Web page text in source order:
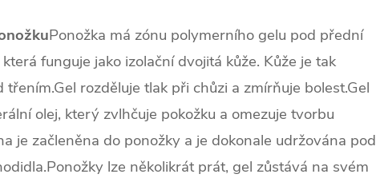
Ponožka má zónu polymerního gelu pod přední
funguje jako izolační dvojitá kůže. Kůže je tak
třením.Gel rozděluje tlak při chůzi a zmírňuje bolest.Gel
olej, který zvlhčuje pokožku a omezuje tvorbu
je začleněna do ponožky a je dokonale udržována pod
Ponožky lze několikrát prát, gel zůstává na svém